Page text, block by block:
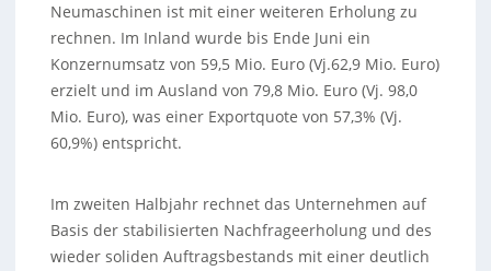
Neumaschinen ist mit einer weiteren Erholung zu
rechnen. Im Inland wurde bis Ende Juni ein
Konzernumsatz von 59,5 Mio. Euro (Vj.62,9 Mio. Euro)
erzielt und im Ausland von 79,8 Mio. Euro (Vj. 98,0
Mio. Euro), was einer Exportquote von 57,3% (Vj.
60,9%) entspricht.
Im zweiten Halbjahr rechnet das Unternehmen auf
Basis der stabilisierten Nachfrageerholung und des
wieder soliden Auftragsbestands mit einer deutlich